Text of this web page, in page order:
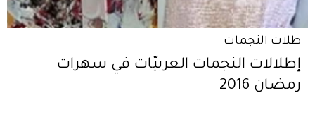
طلات النجمات
إطلالات النجمات العربيّات في سهرات
رمضان 2016